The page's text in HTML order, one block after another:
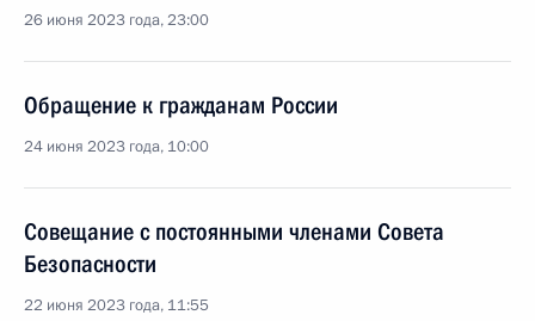
26 июня 2023 года, 23:00
Обращение к гражданам России
24 июня 2023 года, 10:00
Совещание с постоянными членами Совета
Безопасности
22 июня 2023 года, 11:55